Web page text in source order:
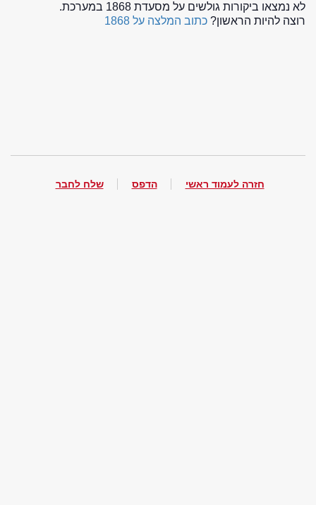
לא נמצאו ביקורות גולשים על מסעדת 1868 במערכת.
רוצה להיות הראשון? כתוב המלצה על 1868
חזרה לעמוד ראשי הדפס שלח לחבר